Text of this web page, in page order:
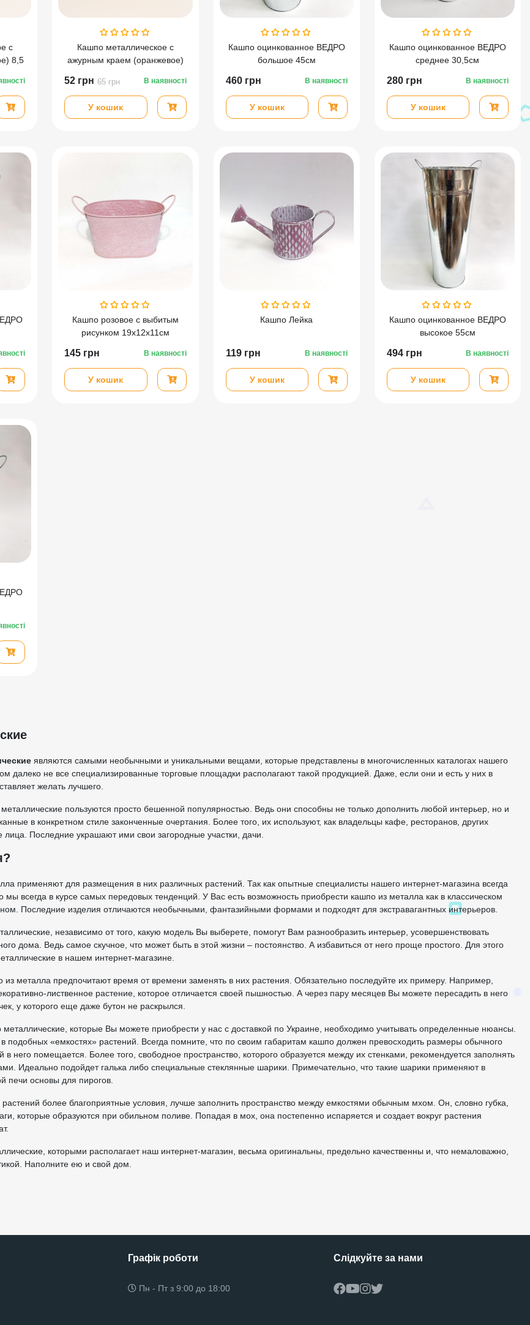
с
8,5
Кашпо металлическое с
ажурным краем (оранжевое)
52 грн 65 грн В наявності
У кошик
Кашпо оцинкованное ВЕДРО
большое 45см
460 грн В наявності
У кошик
Кашпо оцинкованное ВЕДРО
среднее 30,5см
280 грн В наявності
У кошик
Кашпо розовое с выбитым
рисунком 19х12х11см
145 грн В наявності
У кошик
Кашпо Лейка
119 грн В наявності
У кошик
Кашпо оцинкованное ВЕДРО
высокое 55см
494 грн В наявності
У кошик
являются самыми необычными и уникальными вещами, которые представлены в многочисленных каталогах нашего
далеко не все специализированные торговые площадки располагают такой продукцией. Даже, если они и есть у них в
желать лучшего.
пользуются просто бешенной популярностью. Ведь они способны не только дополнить любой интерьер, но и
в конкретном стиле законченные очертания. Более того, их используют, как владельцы кафе, ресторанов, других
лица. Последние украшают ими свои загородные участки, дачи.
применяют для размещения в них различных растений. Так как опытные специалисты нашего интернет-магазина всегда
мы всегда в курсе самых передовых тенденций. У Вас есть возможность приобрести кашпо из металла как в классическом
Последние изделия отличаются необычными, фантазийными формами и подходят для экстравагантных интерьеров.
независимо от того, какую модель Вы выберете, помогут Вам разнообразить интерьер, усовершенствовать
дома. Ведь самое скучное, что может быть в этой жизни – постоянство. А избавиться от него проще простого. Для этого
в нашем интернет-магазине.
металла предпочитают время от времени заменять в них растения. Обязательно последуйте их примеру. Например,
лиственное растение, которое отличается своей пышностью. А через пару месяцев Вы можете пересадить в него
у которого еще даже бутон не раскрылся.
которые Вы можете приобрести у нас с доставкой по Украине, необходимо учитывать определенные нюансы.
подобных «емкостях» растений. Всегда помните, что по своим габаритам кашпо должен превосходить размеры обычного
в него помещается. Более того, свободное пространство, которого образуется между их стенками, рекомендуется заполнять
Идеально подойдет галька либо специальные стеклянные шарики. Примечательно, что такие шарики применяют в
печи основы для пирогов.
более благоприятные условия, лучше заполнить пространство между емкостями обычным мхом. Он, словно губка,
которые образуются при обильном поливе. Попадая в мох, она постепенно испаряется и создает вокруг растения
которыми располагает наш интернет-магазин, весьма оригинальны, предельно качественны и, что немаловажно,
Наполните ею и свой дом.
Графік роботи
Пн - Пт з 9:00 до 18:00
Слідкуйте за нами